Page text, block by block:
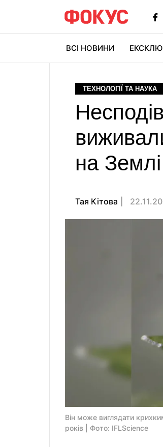
ВСІ НОВИНИ
ТЕХНОЛОГІЇ ТА НАУКА
на Землі
Тая Кітова
Він може виглядати
років | Фото: IFLScience